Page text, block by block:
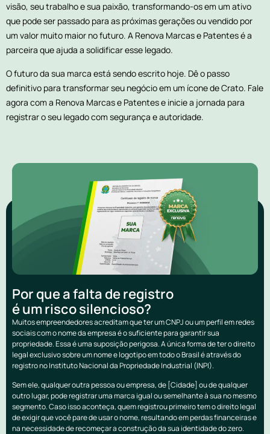
visão, seu trabalho e sua paixão, transformando-os em um ativo
que pode ser passado para as próximas gerações ou vendido por
um valor muito maior no futuro. A Renova Marcas e Patentes é a
parceira que ajuda a solidificar esse legado.
O futuro da sua marca está sendo escrito hoje. Dê o passo
definitivo para transformar seu negócio em um ícone de Crato. Fale
agora com a Renova Marcas e Patentes e inicie a jornada para
registrar o seu legado com segurança e autoridade.
Por que a falta de registro
é um risco silencioso?
Muitos empreendedores acreditam que ter um CNPJ ou um perfil em redes
sociais com o nome da empresa é o suficiente para garantir sua
propriedade. Essa é uma suposição perigosa. A única forma de ter o direito
legal exclusivo sobre um nome e logotipo em todo o Brasil é através do
registro no Instituto Nacional da Propriedade Industrial (INPI).
Sem ele, qualquer outra pessoa ou empresa, de [Cidade] ou de qualquer
outro lugar, pode registrar uma marca igual ou semelhante à sua no mesmo
segmento. Caso isso aconteça, quem registrou primeiro tem o direito legal
de exigir que você pare de usar o nome, resultando em perdas financeiras e
na necessidade de recomeçar a construção da sua identidade do zero.